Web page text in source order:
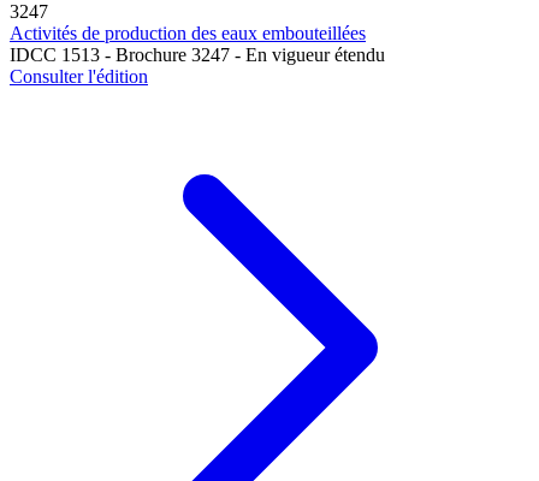
3247
Activités de production des eaux embouteillées
IDCC 1513 - Brochure 3247 - En vigueur étendu
Consulter l'édition